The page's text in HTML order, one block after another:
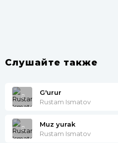
Слушайте также
G'urur
Rustam Ismatov
Muz yurak
Rustam Ismatov